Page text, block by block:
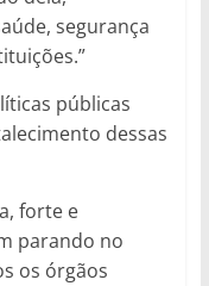
segurança
públicas
dessas
forte e
parando no
os órgãos